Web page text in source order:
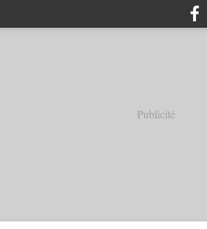
Publicité